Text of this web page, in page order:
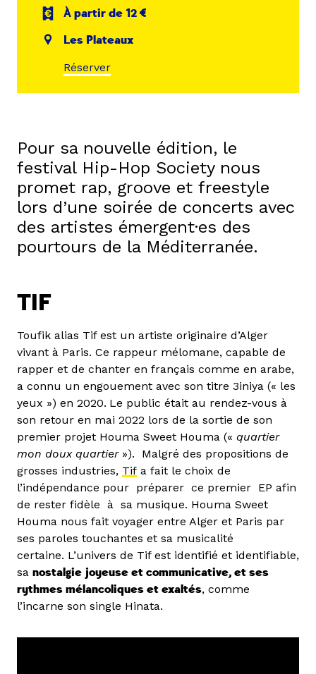
À partir de 12 €
Les Plateaux
Réserver
Pour sa nouvelle édition, le
festival Hip-Hop Society nous
promet rap, groove et freestyle
lors d’une soirée de concerts avec
des artistes émergent·es des
pourtours de la Méditerranée.
TIF
Toufik alias Tif est un artiste originaire d’Alger
vivant à Paris. Ce rappeur mélomane, capable de
rapper et de chanter en français comme en arabe,
a connu un engouement avec son titre 3iniya (« les
yeux ») en 2020. Le public était au rendez-vous à
son retour en mai 2022 lors de la sortie de son
premier projet Houma Sweet Houma (« quartier
mon doux quartier»). Malgré des propositions de
grosses industries, Tif a fait le choix de
l’indépendance pour préparer ce premier EP afin
de rester fidèle à sa musique. Houma Sweet
Houma nous fait voyager entre Alger et Paris par
ses paroles touchantes et sa musicalité
certaine. L’univers de Tif est identifié et identifiable,
sa nostalgie joyeuse et communicative, et ses
rythmes mélancoliques et exaltés, comme
l’incarne son single Hinata.